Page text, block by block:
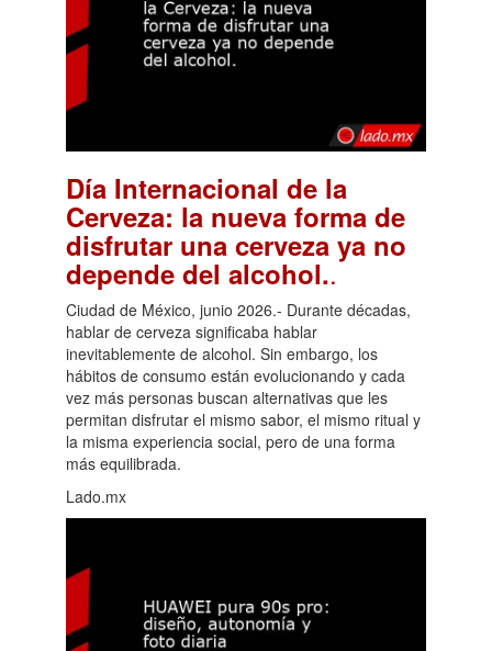
Día Internacional de la
Cerveza: la nueva forma de
disfrutar una cerveza ya no
depende del alcohol..
Ciudad de México, junio 2026.- Durante décadas,
hablar de cerveza significaba hablar
inevitablemente de alcohol. Sin embargo, los
hábitos de consumo están evolucionando y cada
vez más personas buscan alternativas que les
permitan disfrutar el mismo sabor, el mismo ritual y
la misma experiencia social, pero de una forma
más equilibrada.
Lado.mx